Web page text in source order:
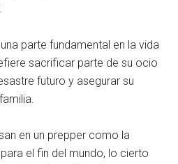
parte fundamental en la vida
sacrificar parte de su ocio
futuro y asegurar su
en un prepper como la
el fin del mundo, lo cierto